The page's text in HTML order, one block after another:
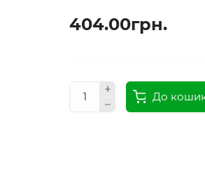
404.00грн.
До